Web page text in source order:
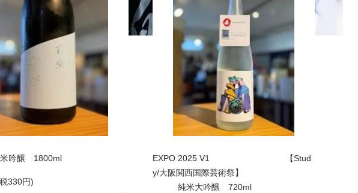
吟醸 1800ml
330円)
EXPO 2025 V1 【Stud
y/大阪関西国際芸術祭】
純米大吟醸 720ml